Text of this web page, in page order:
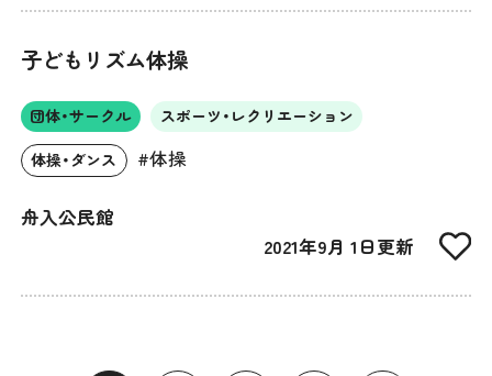
子どもリズム体操
団体・サークル スポーツ・レクリエーション
体操・ダンス #体操
舟入公民館
2021年9月 1日更新